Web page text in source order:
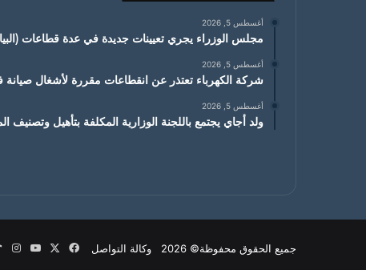
أغسطس 5, 2026
مجلس الوزراء يجري تعيينات جديدة في عدة قطاعات
أغسطس 5, 2026
شركة الكهرباء تعتذر عن انقطاعات مقررة لأشغال
أغسطس 5, 2026
ولد أجاي يجتمع باللجنة الوزارية المكلفة بتأهيل وتصنيف
جميع الحقوق محفوظة© 2026 وكالة التواصل فيسبوك يوتيوب